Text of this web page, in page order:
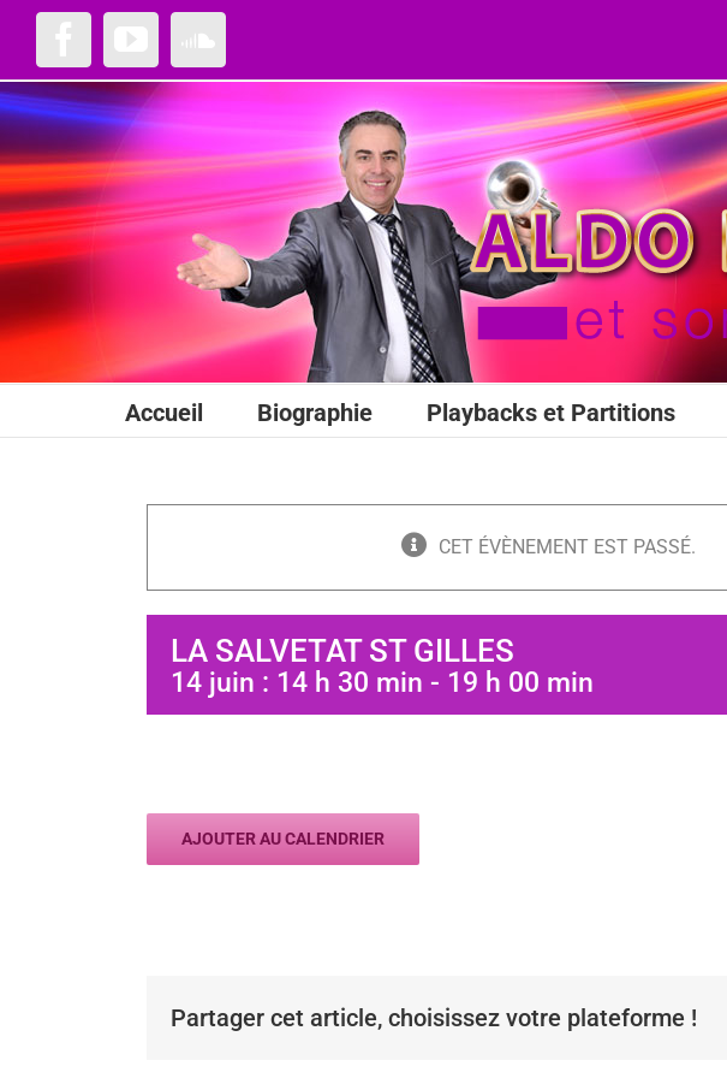
Passer
contenu
Accueil Biographie Playbacks et Partitions
CET ÉVÈNEMENT EST PASSÉ.
LA SALVETAT ST GILLES
14 juin : 14 h 30 min - 19 h 00 min
AJOUTER AU CALENDRIER
Partager cet article, choisissez votre plateforme !